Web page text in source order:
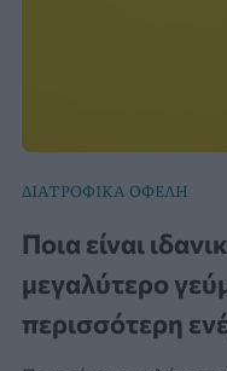
ΔΙΑΤΡΟΦΙΚΑ ΟΦΕΛΗ
Ποια είναι
μεγαλύτερο
περισσότερη